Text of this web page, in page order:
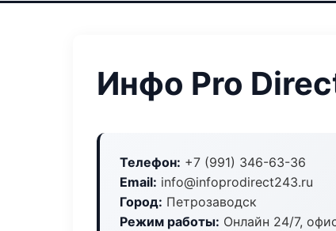
Инфо Pro
Телефон: +7 (991) 346-63-36
Email: info@infoprodirect243.ru
Город: Петрозаводск
Режим работы: Онлайн 24/7,